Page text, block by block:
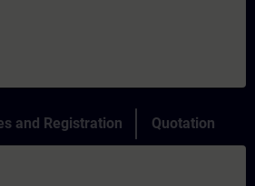
and Registration Quotation